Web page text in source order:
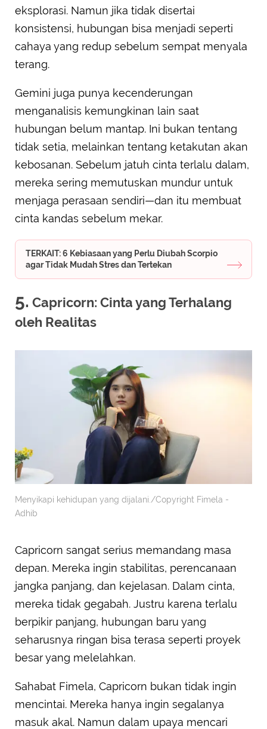
eksplorasi. Namun jika tidak disertai
konsistensi, hubungan bisa menjadi seperti
cahaya yang redup sebelum sempat menyala
terang.
Gemini juga punya kecenderungan
menganalisis kemungkinan lain saat
hubungan belum mantap. Ini bukan tentang
tidak setia, melainkan tentang ketakutan akan
kebosanan. Sebelum jatuh cinta terlalu dalam,
mereka sering memutuskan mundur untuk
menjaga perasaan sendiri—dan itu membuat
cinta kandas sebelum mekar.
TERKAIT: 6 Kebiasaan yang Perlu Diubah Scorpio
agar Tidak Mudah Stres dan Tertekan
5. Capricorn: Cinta yang Terhalang
oleh Realitas
Menyikapi kehidupan yang dijalani./Copyright Fimela -
Adhib
Capricorn sangat serius memandang masa
depan. Mereka ingin stabilitas, perencanaan
jangka panjang, dan kejelasan. Dalam cinta,
mereka tidak gegabah. Justru karena terlalu
berpikir panjang, hubungan baru yang
seharusnya ringan bisa terasa seperti proyek
besar yang melelahkan.
Sahabat Fimela, Capricorn bukan tidak ingin
mencintai. Mereka hanya ingin segalanya
masuk akal. Namun dalam upaya mencari